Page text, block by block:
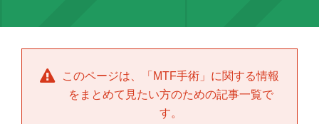
このページは、「 MTF手術 」に関する情報
をまとめて見たい方のための記事一覧で
す。